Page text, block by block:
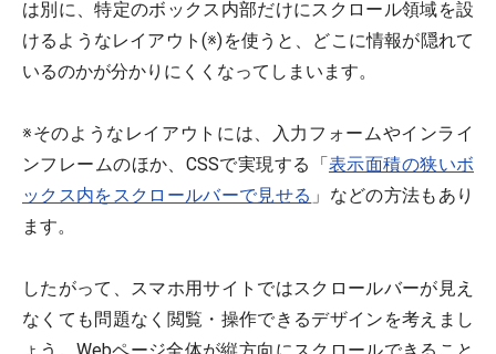
は別に、特定のボックス内部だけにスクロール領域を設
けるようなレイアウト(※)を使うと、どこに情報が隠れて
いるのかが分かりにくくなってしまいます。
※そのようなレイアウトには、入力フォームやインライ
ンフレームのほか、CSSで実現する「表示面積の狭いボ
ックス内をスクロールバーで見せる 」などの方法もあり
ます。
したがって、スマホ用サイトではスクロールバーが見え
なくても問題なく閲覧・操作できるデザインを考えまし